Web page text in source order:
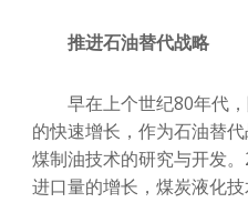
推进石油替代战略
早在上个世纪80年代，
的快速增长，作为石油替
煤制油技术的研究与开发
进口量的增长，煤炭液化技